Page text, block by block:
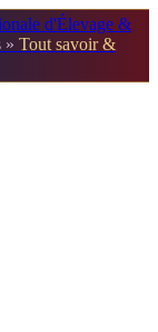
d'Élevage &
» Tout savoir &